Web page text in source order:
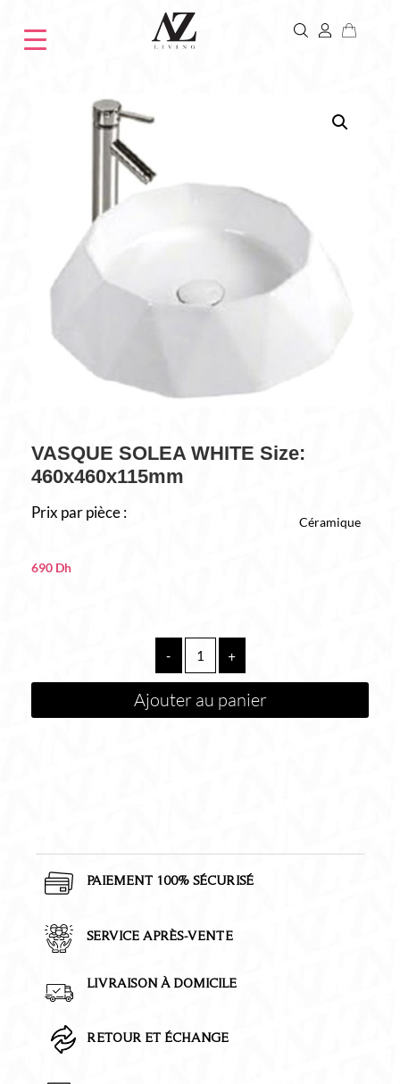
VASQUE SOLEA WHITE Size:
460x460x115mm
Prix par pièce :
690 Dh
Céramique
-
VASQUE
SOLEA
WHITE
+
Ajouter au panier
PAIEMENT 100% SÉCURISÉ
SERVICE APRÈS-VENTE
LIVRAISON À DOMICILE
RETOUR ET ÉCHANGE